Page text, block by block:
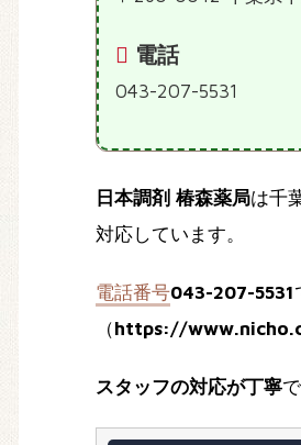
電話
043-207-5531
日本調剤 椿森薬局は千
対応しています。
電話番号043-207-5531
（https://
スタッフの対応が丁寧